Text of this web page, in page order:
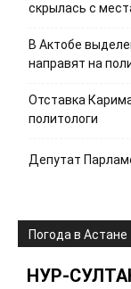
скрылась с
В Актобе
направят на
Отставка
политологи
Депутат
Погода в Астане
НУР-